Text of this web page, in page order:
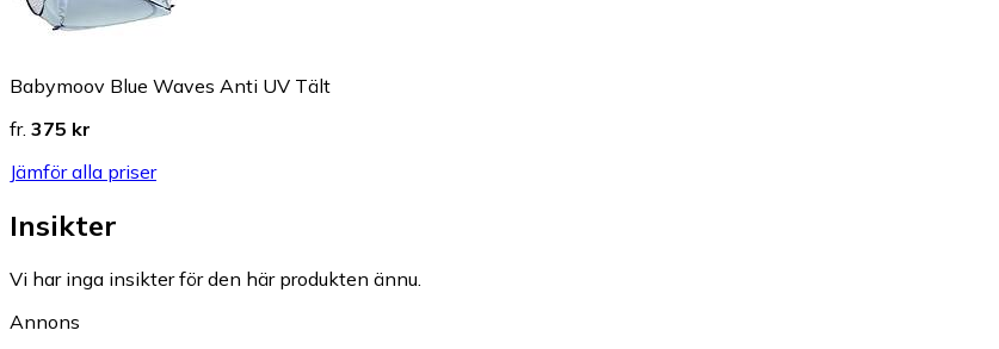
Babymoov Blue Waves Anti UV Tält
fr. 375 kr
Jämför alla priser
Insikter
Vi har inga insikter för den här produkten ännu.
Annons